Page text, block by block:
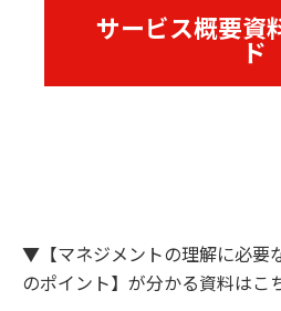
サービス概要資
ド
▼【マネジメントの理解に必要
のポイント】が分かる資料はこ